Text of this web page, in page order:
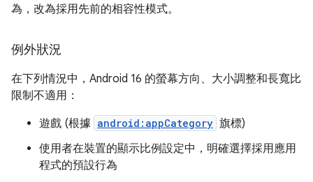
為，改為採用先前的相容性模式。
例外狀況
在下列情況中，Android 16 的螢幕方向、大小調整和長寬比
限制不適用：
遊戲 (根據 android:appCategory 旗標)
使用者在裝置的顯示比例設定中，明確選擇採用應用
程式的預設行為